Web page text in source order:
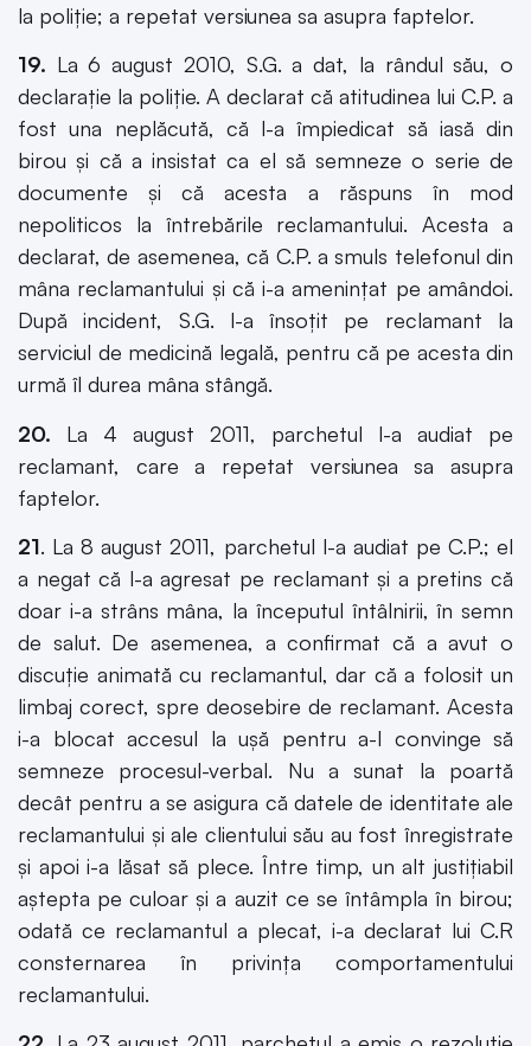
la poliţie; a repetat versiunea sa asupra faptelor.
19. La 6 august 2010, S.G. a dat, la rândul său, o
declaraţie la poliţie. A declarat că atitudinea lui C.P. a
fost una neplăcută, că l-a împiedicat să iasă din
birou şi că a insistat ca el să semneze o serie de
documente şi că acesta a răspuns în mod
nepoliticos la întrebările reclamantului. Acesta a
declarat, de asemenea, că C.P. a smuls telefonul din
mâna reclamantului şi că i-a ameninţat pe amândoi.
După incident, S.G. l-a însoţit pe reclamant la
serviciul de medicină legală, pentru că pe acesta din
urmă îl durea mâna stângă.
20. La 4 august 2011, parchetul l-a audiat pe
reclamant, care a repetat versiunea sa asupra
faptelor.
21. La 8 august 2011, parchetul l-a audiat pe C.P.; el
a negat că l-a agresat pe reclamant şi a pretins că
doar i-a strâns mâna, la începutul întâlnirii, în semn
de salut. De asemenea, a confirmat că a avut o
discuţie animată cu reclamantul, dar că a folosit un
limbaj corect, spre deosebire de reclamant. Acesta
i-a blocat accesul la uşă pentru a-l convinge să
semneze procesul-verbal. Nu a sunat la poartă
decât pentru a se asigura că datele de identitate ale
reclamantului şi ale clientului său au fost înregistrate
şi apoi i-a lăsat să plece. Între timp, un alt justiţiabil
aştepta pe culoar şi a auzit ce se întâmpla în birou;
odată ce reclamantul a plecat, i-a declarat lui C.R
consternarea în privinţa comportamentului
reclamantului.